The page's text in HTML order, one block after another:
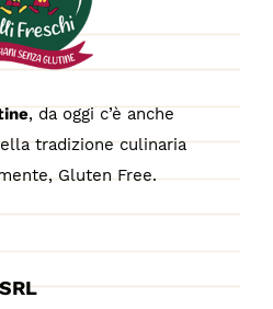
, da oggi c’è anche
tradizione culinaria
Gluten Free.